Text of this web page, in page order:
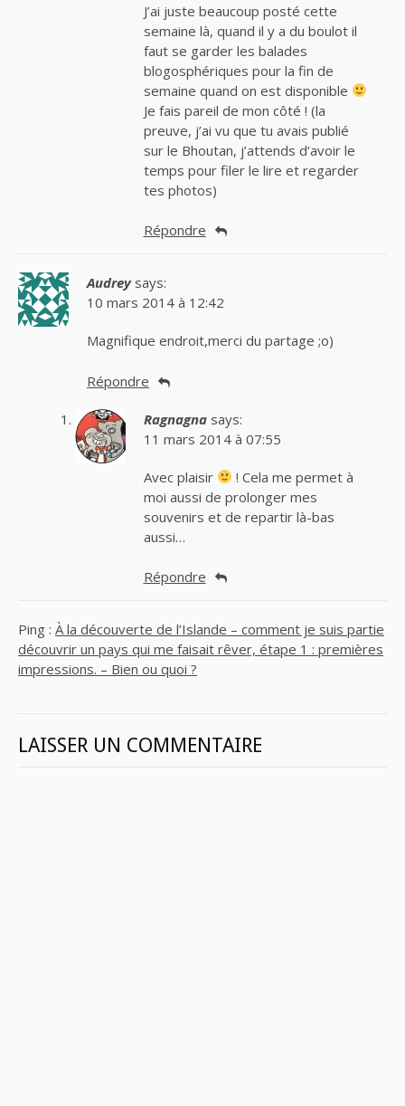
J’ai juste beaucoup posté cette
semaine là, quand il y a du boulot il
faut se garder les balades
blogosphériques pour la fin de
semaine quand on est disponible
Je fais pareil de mon côté ! (la
preuve, j’ai vu que tu avais publié
sur le Bhoutan, j’attends d’avoir le
temps pour filer le lire et regarder
tes photos)
Répondre
Audrey says:
10 mars 2014 à 12:42
Magnifique endroit,merci du partage ;o)
Répondre
Ragnagna says:
11 mars 2014 à 07:55
Avec plaisir
! Cela me permet à
moi aussi de prolonger mes
souvenirs et de repartir là-bas
aussi…
Répondre
Ping : À la découverte de l’Islande – comment je suis partie
découvrir un pays qui me faisait rêver, étape 1 : premières
impressions. – Bien ou quoi ?
LAISSER UN COMMENTAIRE